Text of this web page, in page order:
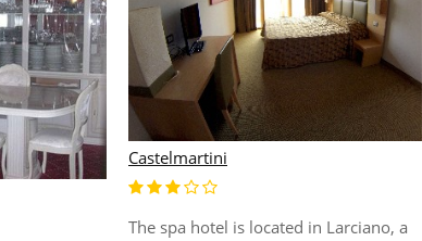
Castelmartini
The spa hotel is located in Larciano, a